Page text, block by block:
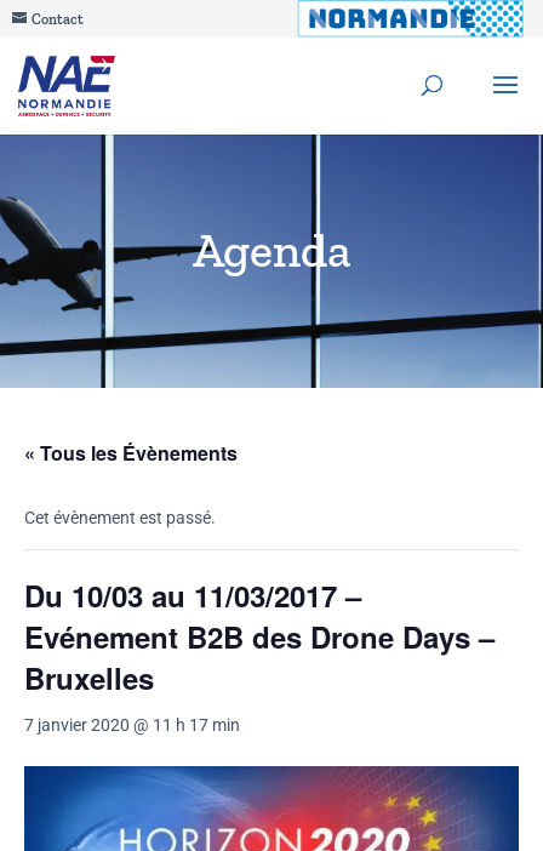
Contact
Agenda
« Tous les Évènements
Cet évènement est passé.
Du 10/03 au 11/03/2017 –
Evénement B2B des Drone Days –
Bruxelles
7 janvier 2020 @ 11 h 17 min